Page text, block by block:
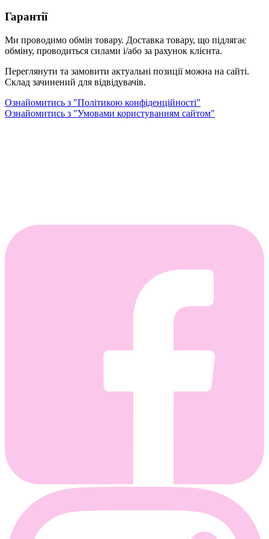
Гарантії
Ми проводимо обмін товару. Доставка товару, що підлягає
обміну, проводиться силами і/або за рахунок клієнта.
Переглянути та замовити актуальні позиції можна на сайті.
Склад зачинений для відвідувачів.
Ознайомитись з "Політикою конфіденційності"
Ознайомитись з "Умовами користуванням сайтом"